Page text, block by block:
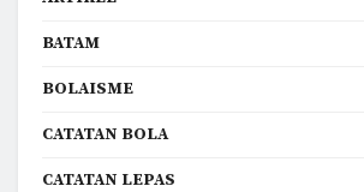
BATAM
BOLAISME
CATATAN BOLA
CATATAN LEPAS